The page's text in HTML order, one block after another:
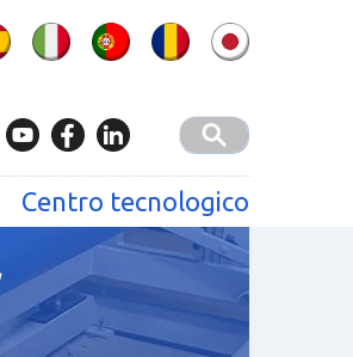
Centro tecnologico